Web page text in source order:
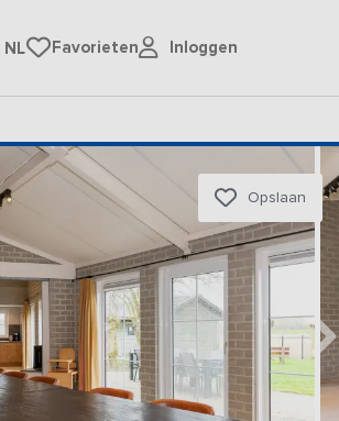
NL Favorieten Inloggen
Opslaan